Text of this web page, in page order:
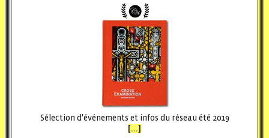
Sélection d'événements et infos du réseau été 2019
[...]